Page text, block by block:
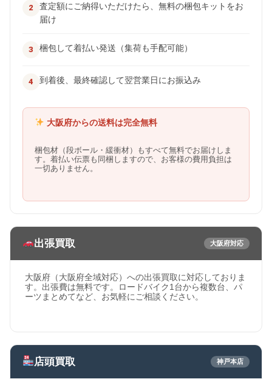
査定額にご納得いただけたら、無料の梱包キットをお
届け
梱包して着払い発送（集荷も手配可能）
到着後、最終確認して翌営業日にお振込み
大阪府からの送料は完全無料
梱包材（段ボール・緩衝材）もすべて無料でお届けしま
す。着払い伝票も同梱しますので、お客様の費用負担は
一切ありません。
出張買取 大阪府対応
大阪府（大阪府全域対応）への出張買取に対応しておりま
す。出張費は無料です。ロードバイク1台から複数台、パ
ーツまとめてなど、お気軽にご相談ください。
店頭買取 神戸本店